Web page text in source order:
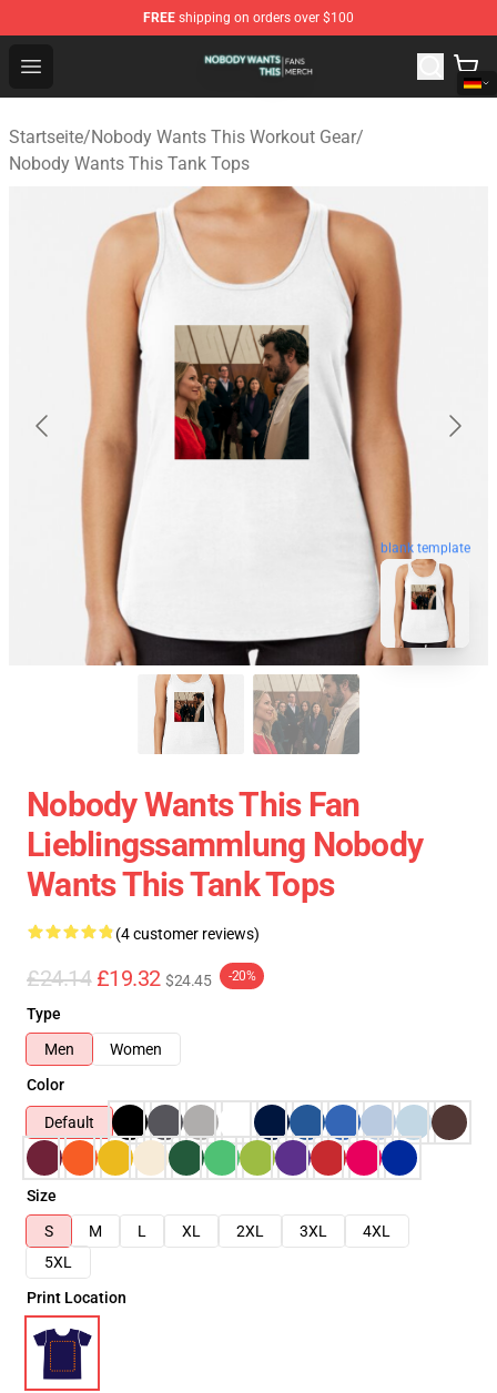
FREE shipping on orders over $100
Open menu
Nobody Wants This Shop - Official Nobody Wants This
Startseite/Nobody Wants This Workout Gear/
Nobody Wants This Tank Tops
blank template
Nobody Wants This Fan
Lieblingssammlung Nobody
Wants This Tank Tops
(4 customer reviews)
£24.14 £19.32 $24.45 -20%
Type
Men
Women
Color
Default
Size
S
M L XL 2XL 3XL
4XL
5XL
Print Location